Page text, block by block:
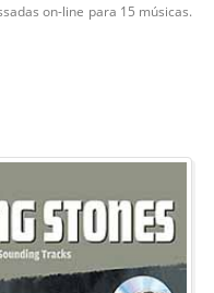
on-line para 15 músicas.